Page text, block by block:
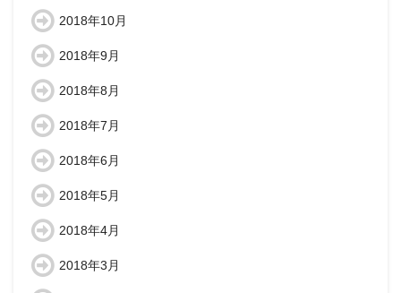
2018年10月
2018年9月
2018年8月
2018年7月
2018年6月
2018年5月
2018年4月
2018年3月